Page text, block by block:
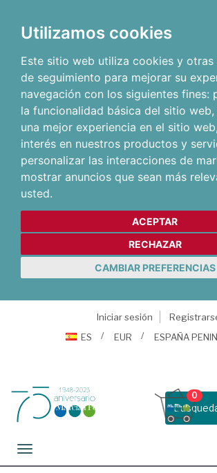
Utilizamos cookies
Este sitio web utiliza cookies y
de seguimiento para mejorar su
navegación con los siguientes fines:
la funcionalidad básica del sitio web,
una mejor experiencia en el sitio web,
interés en nuestros productos y
personalizar las interacciones de
mostrar anuncios que sean más
usted.
ACEPTAR
RECHAZAR
CAMBIAR PREFERENCIAS
Iniciar sesión
ES
EUR ESPAÑA
0
Toggle navigation